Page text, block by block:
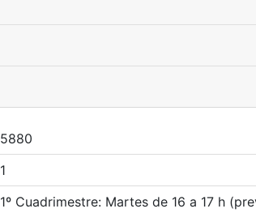
5880
1
1º Cuadrimestre: Martes de 16 a 17 h